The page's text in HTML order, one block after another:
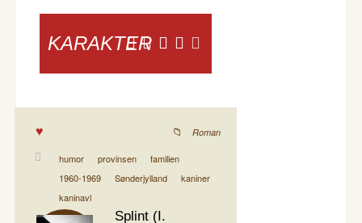
KARAKTER
Roman
humor provinsen
familien
1960-1969
Sønderjylland
kaniner
kaninavl
Splint (I.